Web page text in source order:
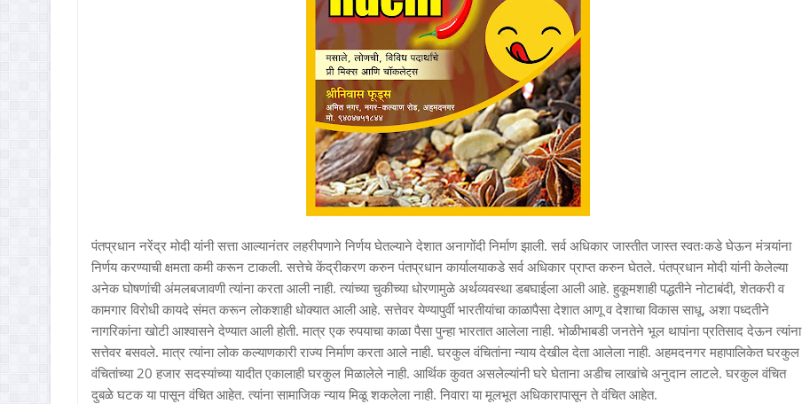
पंतप्रधान नरेंद्र मोदी यांनी सत्ता आल्यानंतर लहरीपणाने निर्णय घेतल्याने देशात अनागोंदी निर्माण झाली. सर्व अधिकार जास्तीत जास्त स्वतःकडे घेऊन मंत्र्यांना
निर्णय करण्याची क्षमता कमी करून टाकली. सत्तेचे केंद्रीकरण करुन पंतप्रधान कार्यालयाकडे सर्व अधिकार प्राप्त करुन घेतले. पंतप्रधान मोदी यांनी केलेल्या
अनेक घोषणांची अंमलबजावणी त्यांना करता आली नाही. त्यांच्या चुकीच्या धोरणामुळे अर्थव्यवस्था डबघाईला आली आहे. हुकूमशाही पद्धतीने नोटाबंदी, शेतकरी व
कामगार विरोधी कायदे संमत करून लोकशाही धोक्यात आली आहे. सत्तेवर येण्यापुर्वी भारतीयांचा काळापैसा देशात आणू व देशाचा विकास साधू, अशा पध्दतीने
नागरिकांना खोटी आश्‍वासने देण्यात आली होती. मात्र एक रुपयाचा काळा पैसा पुन्हा भारतात आलेला नाही. भोळीभाबडी जनतेने भूल थापांना प्रतिसाद देऊन त्यांना
सत्तेवर बसवले. मात्र त्यांना लोक कल्याणकारी राज्य निर्माण करता आले नाही. घरकुल वंचितांना न्याय देखील देता आलेला नाही. अहमदनगर महापालिकेत घरकुल
वंचितांच्या 20 हजार सदस्यांच्या यादीत एकालाही घरकुल मिळालेले नाही. आर्थिक कुवत असलेल्यांनी घरे घेताना अडीच लाखांचे अनुदान लाटले. घरकुल वंचित
दुबळे घटक या पासून वंचित आहेत. त्यांना सामाजिक न्याय मिळू शकलेला नाही. निवारा या मूलभूत अधिकारापासून ते वंचित आहेत.